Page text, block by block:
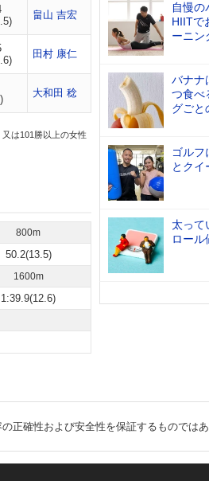
畠山 吉宏
田村 康仁
大和田 稔
は101勝以上の女性
800m
50.2(13.5)
1600m
1:39.9(12.6)
自慢の
HIITで
ーニン
バナナ
つ食べ
グごと
ゴルフ
とクイ
太って
ロール
正確性および安全性を保証するものでは